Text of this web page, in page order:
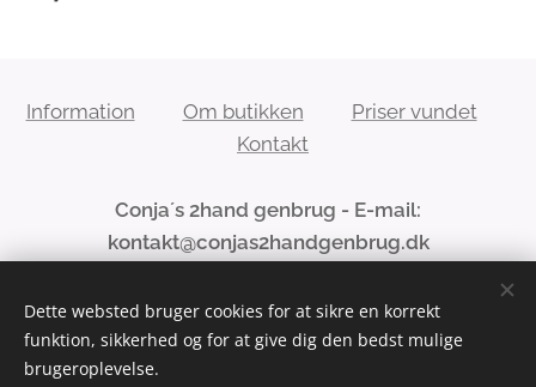
Information Om butikken
Priser vundet
Kontakt
Conja´s 2hand genbrug - E-mail:
kontakt@conjas2handgenbrug.dk
Cookies
Dette websted bruger cookies for at sikre en korrekt
funktion, sikkerhed og for at give dig den bedst mulige
brugeroplevelse.